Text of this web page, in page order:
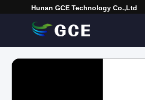
Hunan GCE Technology Co.,Ltd